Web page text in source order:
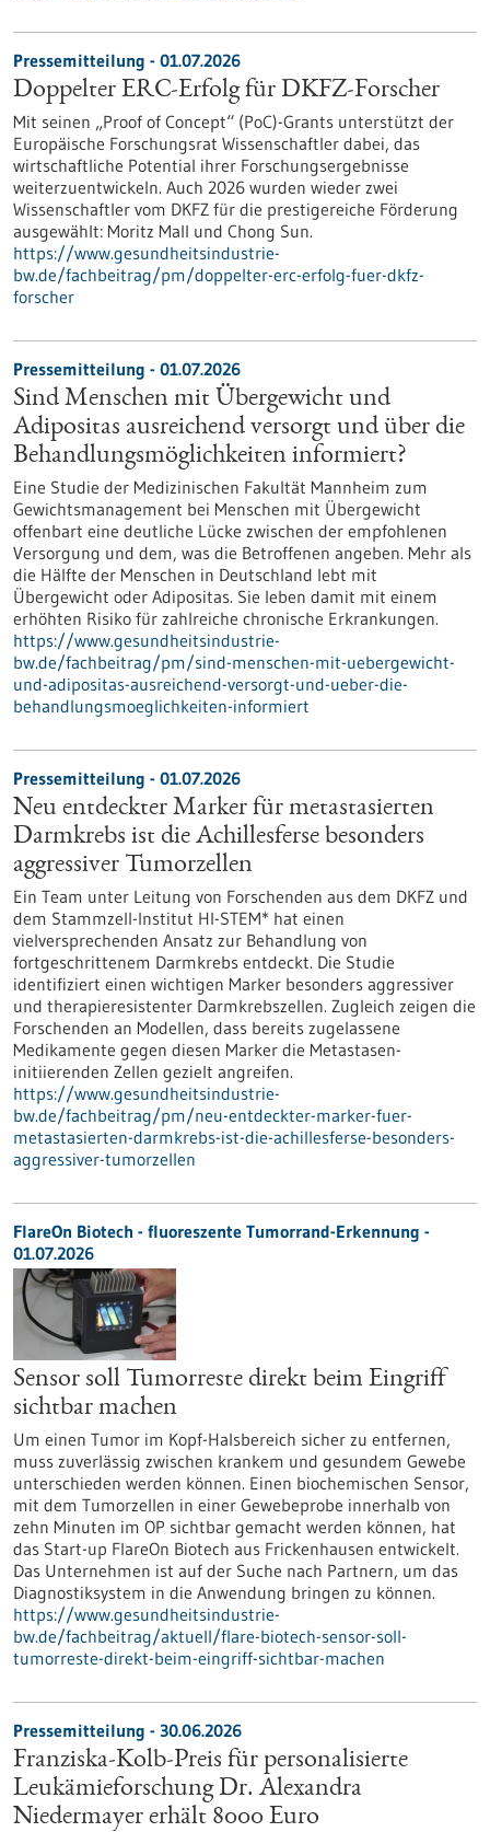
Pressemitteilung - 01.07.2026
Doppelter ERC-Erfolg für DKFZ-Forscher
Mit seinen „Proof of Concept“ (PoC)-Grants unterstützt der
Europäische Forschungsrat Wissenschaftler dabei, das
wirtschaftliche Potential ihrer Forschungsergebnisse
weiterzuentwickeln. Auch 2026 wurden wieder zwei
Wissenschaftler vom DKFZ für die prestigereiche Förderung
ausgewählt: Moritz Mall und Chong Sun.
https://www.gesundheitsindustrie-
bw.de/fachbeitrag/pm/doppelter-erc-erfolg-fuer-dkfz-
forscher
Pressemitteilung - 01.07.2026
Sind Menschen mit Übergewicht und
Adipositas ausreichend versorgt und über die
Behandlungsmöglichkeiten informiert?
Eine Studie der Medizinischen Fakultät Mannheim zum
Gewichtsmanagement bei Menschen mit Übergewicht
offenbart eine deutliche Lücke zwischen der empfohlenen
Versorgung und dem, was die Betroffenen angeben. Mehr als
die Hälfte der Menschen in Deutschland lebt mit
Übergewicht oder Adipositas. Sie leben damit mit einem
erhöhten Risiko für zahlreiche chronische Erkrankungen.
https://www.gesundheitsindustrie-
bw.de/fachbeitrag/pm/sind-menschen-mit-uebergewicht-
und-adipositas-ausreichend-versorgt-und-ueber-die-
behandlungsmoeglichkeiten-informiert
Pressemitteilung - 01.07.2026
Neu entdeckter Marker für metastasierten
Darmkrebs ist die Achillesferse besonders
aggressiver Tumorzellen
Ein Team unter Leitung von Forschenden aus dem DKFZ und
dem Stammzell-Institut HI-STEM* hat einen
vielversprechenden Ansatz zur Behandlung von
fortgeschrittenem Darmkrebs entdeckt. Die Studie
identifiziert einen wichtigen Marker besonders aggressiver
und therapieresistenter Darmkrebszellen. Zugleich zeigen die
Forschenden an Modellen, dass bereits zugelassene
Medikamente gegen diesen Marker die Metastasen-
initiierenden Zellen gezielt angreifen.
https://www.gesundheitsindustrie-
bw.de/fachbeitrag/pm/neu-entdeckter-marker-fuer-
metastasierten-darmkrebs-ist-die-achillesferse-besonders-
aggressiver-tumorzellen
FlareOn Biotech - fluoreszente Tumorrand-Erkennung -
01.07.2026
Sensor soll Tumorreste direkt beim Eingriff
sichtbar machen
Um einen Tumor im Kopf-Halsbereich sicher zu entfernen,
muss zuverlässig zwischen krankem und gesundem Gewebe
unterschieden werden können. Einen biochemischen Sensor,
mit dem Tumorzellen in einer Gewebeprobe innerhalb von
zehn Minuten im OP sichtbar gemacht werden können, hat
das Start-up FlareOn Biotech aus Frickenhausen entwickelt.
Das Unternehmen ist auf der Suche nach Partnern, um das
Diagnostiksystem in die Anwendung bringen zu können.
https://www.gesundheitsindustrie-
bw.de/fachbeitrag/aktuell/flare-biotech-sensor-soll-
tumorreste-direkt-beim-eingriff-sichtbar-machen
Pressemitteilung - 30.06.2026
Franziska-Kolb-Preis für personalisierte
Leukämieforschung Dr. Alexandra
Niedermayer erhält 8000 Euro